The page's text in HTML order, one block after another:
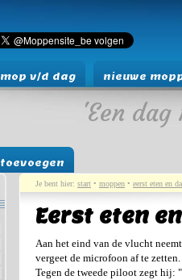
mop v/d dag nieuwe
toevoegen
'Een
Je bent hier: start • moppen • eerst eten en
Eerst eten
Aan het eind van de vlucht
vergeet de microfoon af te zetten.
Tegen de tweede piloot zegt hij: